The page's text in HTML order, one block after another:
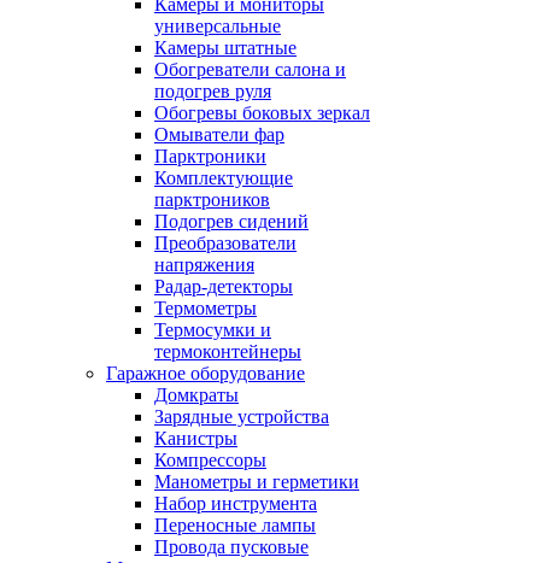
универсальные
Камеры штатные
Обогреватели салона и
подогрев руля
Обогревы боковых зеркал
Омыватели фар
Парктроники
Комплектующие
парктроников
Подогрев сидений
Преобразователи
напряжения
Радар-детекторы
Термометры
Термосумки и
термоконтейнеры
Гаражное оборудование
Домкраты
Зарядные устройства
Канистры
Компрессоры
Манометры и герметики
Набор инструмента
Переносные лампы
Провода пусковые